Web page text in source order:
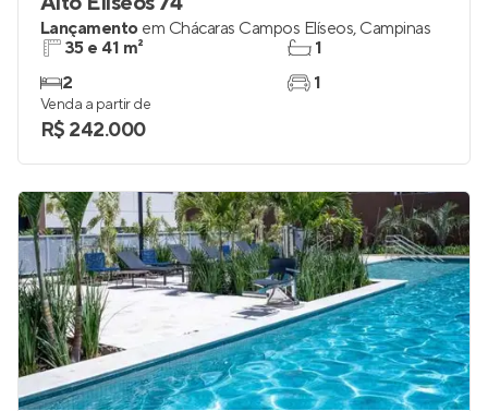
Lançamento em Chácaras Campos Elíseos, Campinas
35 e 41 m²
2
1
1
Venda a partir de
R$ 242.000